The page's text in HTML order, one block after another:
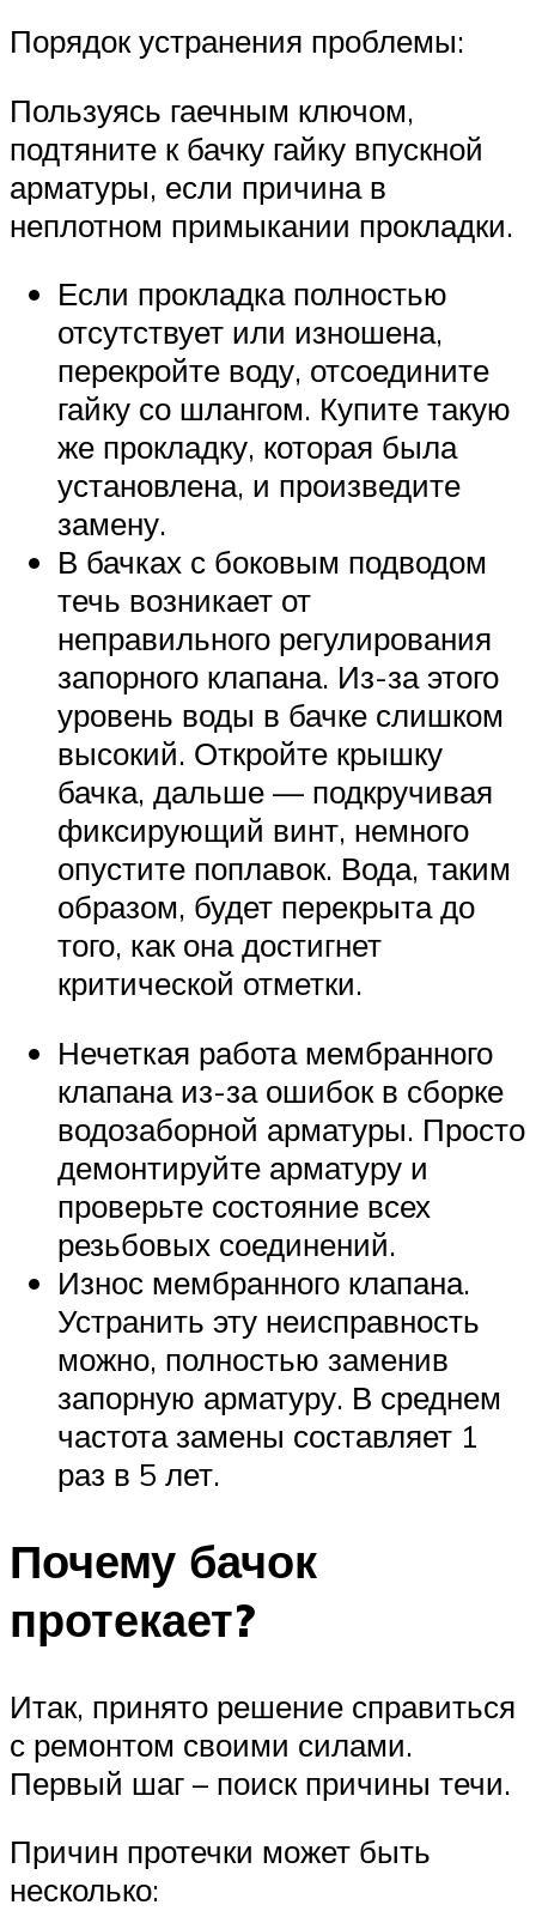
Порядок устранения проблемы:
Пользуясь гаечным ключом,
подтяните к бачку гайку впускной
арматуры, если причина в
неплотном примыкании прокладки.
Если прокладка полностью
отсутствует или изношена,
перекройте воду, отсоедините
гайку со шлангом. Купите такую
же прокладку, которая была
установлена, и произведите
замену.
В бачках с боковым подводом
течь возникает от
неправильного регулирования
запорного клапана. Из-за этого
уровень воды в бачке слишком
высокий. Откройте крышку
бачка, дальше — подкручивая
фиксирующий винт, немного
опустите поплавок. Вода, таким
образом, будет перекрыта до
того, как она достигнет
критической отметки.
Нечеткая работа мембранного
клапана из-за ошибок в сборке
водозаборной арматуры. Просто
демонтируйте арматуру и
проверьте состояние всех
резьбовых соединений.
Износ мембранного клапана.
Устранить эту неисправность
можно, полностью заменив
запорную арматуру. В среднем
частота замены составляет 1
раз в 5 лет.
Почему бачок
протекает?
Итак, принято решение справиться
с ремонтом своими силами.
Первый шаг – поиск причины течи.
Причин протечки может быть
несколько: